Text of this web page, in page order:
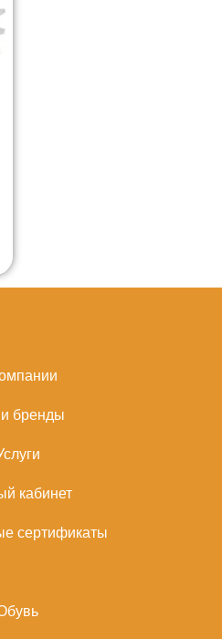
бренды
кабинет
сертификаты